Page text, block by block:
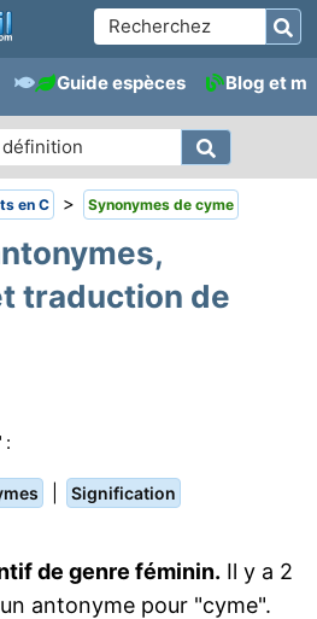
Guide espèces Blog et
en C > Synonymes de cyme
traduction de
:
Signification
de genre féminin. Il y a 2
antonyme pour "cyme".